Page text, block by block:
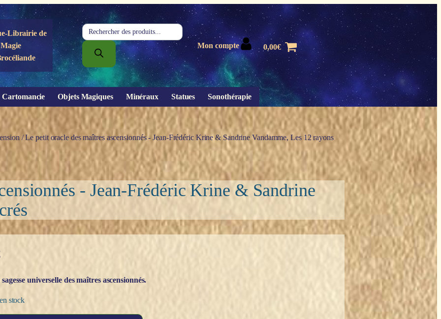
Librairie de
Magie
Recherche
de
produits
Mon compte 0,00€
Cartomancie Objets Magiques Minéraux Statues Sonothérapie
/ Le petit oracle des maîtres ascensionnés - Jean-Frédéric Krine & Sandrine Vandamme, Les 12 rayons
- Jean-Frédéric Krine & Sandrine
universelle des maîtres ascensionnés.
stock